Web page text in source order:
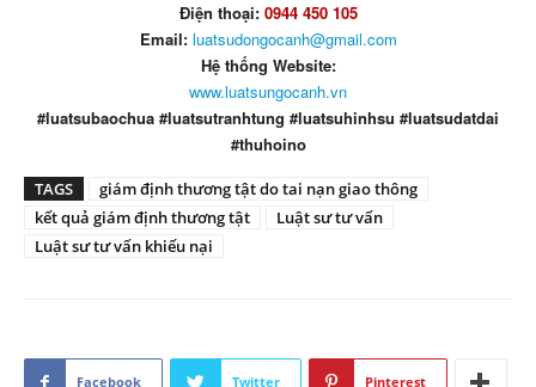
Điện thoại: 0944 450 105
Email: luatsudongocanh@gmail.com
Hệ thống Website:
www.luatsungocanh.vn
#luatsubaochua #luatsutranhtung #luatsuhinhsu #luatsudatdai
#thuhoino
TAGS
giám định thương tật do tai nạn giao thông
kết quả giám định thương tật
Luật sư tư vấn
Luật sư tư vấn khiếu nại
Facebook Twitter Pinterest